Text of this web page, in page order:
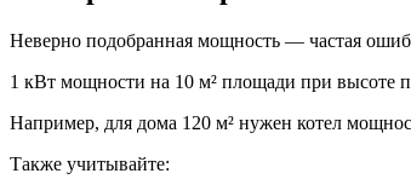
Неверно подобранная мощность — частая
1 кВт мощности на 10 м² площади при высоте
Например, для дома 120 м² нужен котел
Также учитывайте: